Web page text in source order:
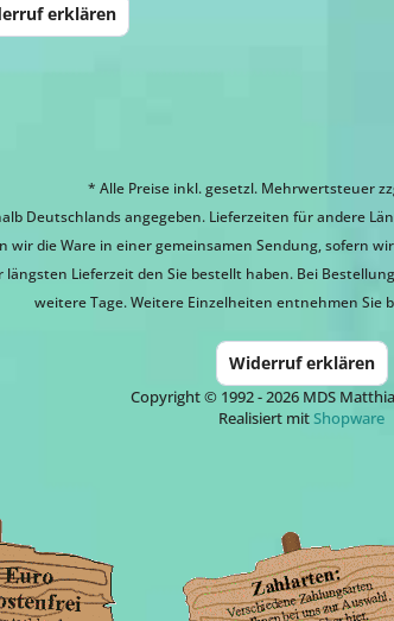
erklären
* Alle Preise inkl. gesetzl. Mehrwertsteuer
Deutschlands angegeben. Lieferzeiten für andere
die Ware in einer gemeinsamen Sendung, sofern
Lieferzeit den Sie bestellt haben. Bei
weitere Tage. Weitere Einzelheiten entnehmen Sie
Widerruf erklären
Copyright © 1992 - 2026 MDS
Realisiert mit Shopware